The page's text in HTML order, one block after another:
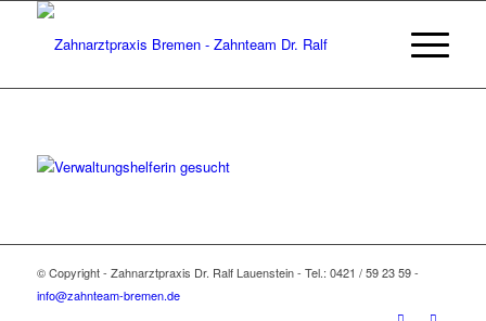
© Copyright - Zahnarztpraxis Dr. Ralf Lauenstein - Tel.: 0421 / 59 23 59 -
info@zahnteam-bremen.de